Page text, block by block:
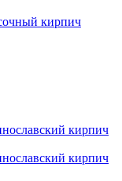
кирпич